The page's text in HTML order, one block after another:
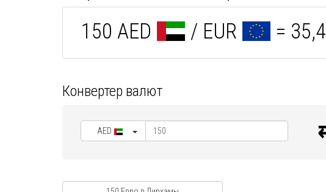
150 AED / EUR =
Конвертер валют
AED